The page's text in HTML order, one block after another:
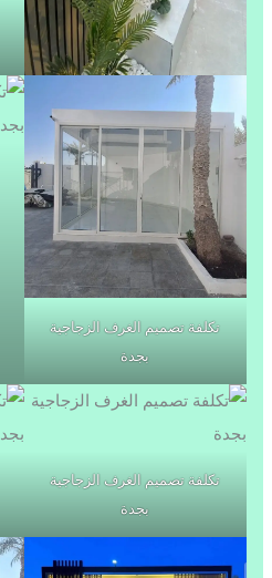
تكلفة تصميم الغرف الزجاجية
بجدة
تكلفة تصميم الغرف الزجاجية
بجدة